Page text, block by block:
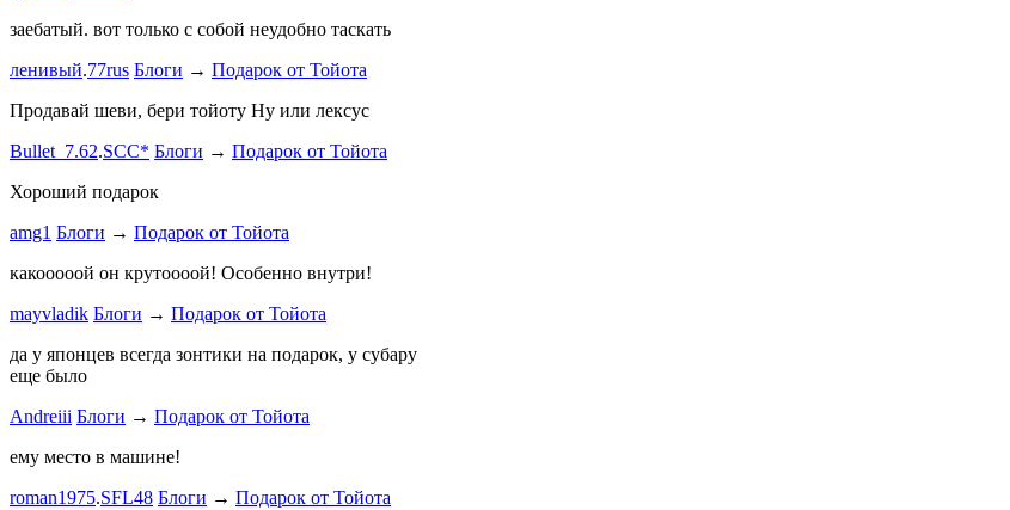
заебатый. вот только с собой неудобно таскать
ленивый.77rus Блоги → Подарок от Тойота
Продавай шеви, бери тойоту Ну или лексус
Bullet_7.62.SCC* Блоги → Подарок от Тойота
Хороший подарок
amg1 Блоги → Подарок от Тойота
какооооой он крутоооой! Особенно внутри!
mayvladik Блоги → Подарок от Тойота
да у японцев всегда зонтики на подарок, у субару
еще было
Andreiii Блоги → Подарок от Тойота
ему место в машине!
roman1975.SFL48 Блоги → Подарок от Тойота